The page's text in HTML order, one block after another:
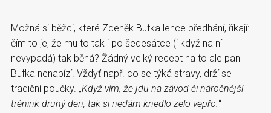
Možná si běžci, které Zdeněk Bufka lehce předhání, říkají:
čím to je, že mu to tak i po šedesátce (i když na ní
nevypadá) tak běhá? Žádný velký recept na to ale pan
Bufka nenabízí. Vždyť např. co se týká stravy, drží se
tradiční poučky. „Když vím, že jdu na závod či náročnější
trénink druhý den, tak si nedám knedlo zelo vepřo. “